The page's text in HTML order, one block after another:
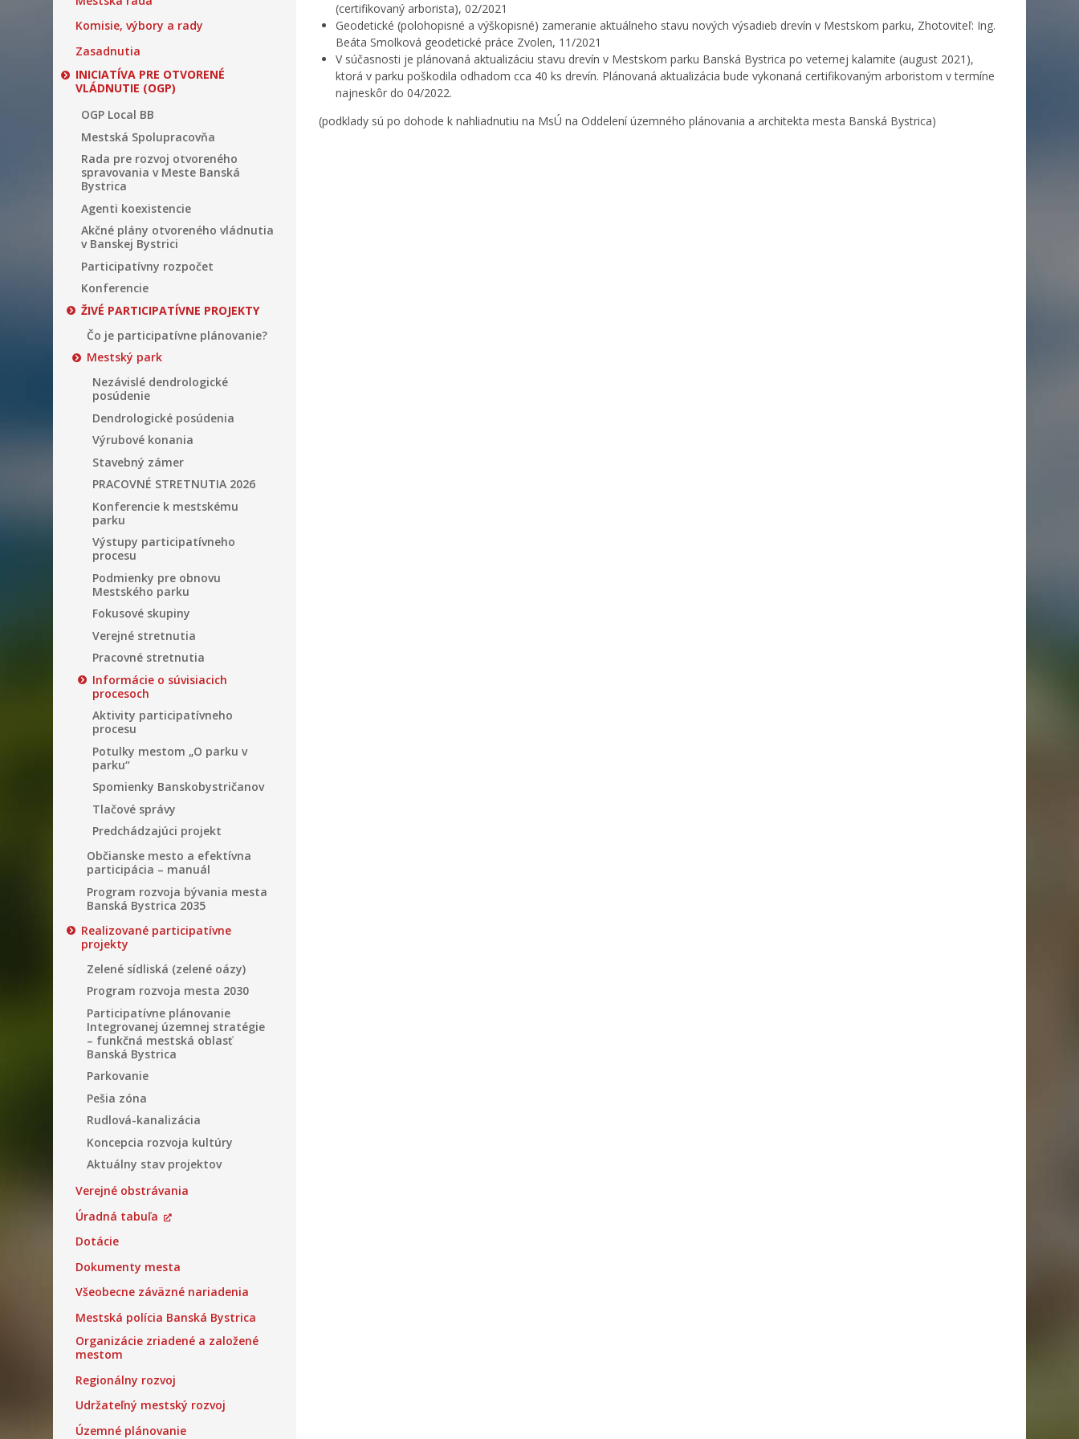
Komisie, výbory a rady
Zasadnutia
INICIATÍVA PRE OTVORENÉ
VLÁDNUTIE (OGP)
OGP Local BB
Mestská Spolupracovňa
Rada pre rozvoj otvoreného
spravovania v Meste Banská
Bystrica
Agenti koexistencie
Akčné plány otvoreného vládnutia
v Banskej Bystrici
Participatívny rozpočet
Konferencie
ŽIVÉ PARTICIPATÍVNE PROJEKTY
Čo je participatívne plánovanie?
Mestský park
Nezávislé dendrologické
posúdenie
Dendrologické posúdenia
Výrubové konania
Stavebný zámer
PRACOVNÉ STRETNUTIA 2026
Konferencie k mestskému
parku
Výstupy participatívneho
procesu
Podmienky pre obnovu
Mestského parku
Fokusové skupiny
Verejné stretnutia
Pracovné stretnutia
Informácie o súvisiacich
procesoch
Aktivity participatívneho
procesu
Potulky mestom „O parku v
parku“
Spomienky Banskobystričanov
Tlačové správy
Predchádzajúci projekt
Občianske mesto a efektívna
participácia – manuál
Program rozvoja bývania mesta
Banská Bystrica 2035
Realizované participatívne
projekty
Zelené sídliská (zelené oázy)
Program rozvoja mesta 2030
Participatívne plánovanie
Integrovanej územnej stratégie
– funkčná mestská oblasť
Banská Bystrica
Parkovanie
Pešia zóna
Rudlová-kanalizácia
Koncepcia rozvoja kultúry
Aktuálny stav projektov
Verejné obstrávania
Úradná tabuľa
Dotácie
Dokumenty mesta
Všeobecne záväzné nariadenia
Mestská polícia Banská Bystrica
Organizácie zriadené a založené
mestom
Regionálny rozvoj
Udržateľný mestský rozvoj
Územné plánovanie
(certifikovaný arborista), 02/2021
Geodetické (polohopisné a výškopisné) zameranie aktuálneho stavu nových výsadieb drevín v Mestskom parku, Zhotoviteľ: Ing.
Beáta Smolková geodetické práce Zvolen, 11/2021
V súčasnosti je plánovaná aktualizáciu stavu drevín v Mestskom parku Banská Bystrica po veternej kalamite (august 2021),
ktorá v parku poškodila odhadom cca 40 ks drevín. Plánovaná aktualizácia bude vykonaná certifikovaným arboristom v termíne
najneskôr do 04/2022.
(podklady sú po dohode k nahliadnutiu na MsÚ na Oddelení územného plánovania a architekta mesta Banská Bystrica)